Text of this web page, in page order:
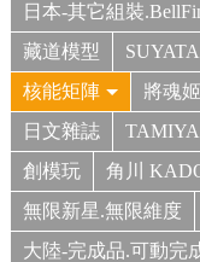
日本-其它組裝
藏道模型
核能矩陣
將魂
日文雜誌
TAMIYA
創模玩
角川
無限新星.無限維度
大陸-完成品.可動完